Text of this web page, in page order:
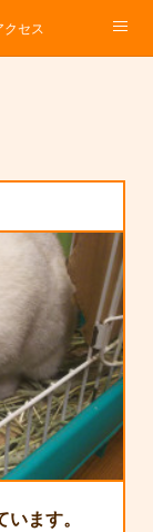
クト
クセス
ます。